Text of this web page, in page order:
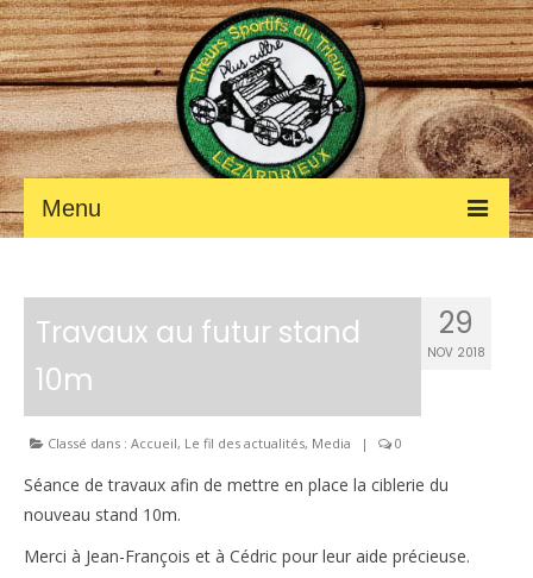
Menu
Fil des ACTUALITÉS
Photos et vidéos
Les renseignements pratiques
Le règlement intérieur TST
29
NOV 2018
Travaux au futur stand
10m
Classé dans : Accueil, Le fil des actualités, Media | 0
Séance de travaux afin de mettre en place la ciblerie du
nouveau stand 10m.
Merci à Jean-François et à Cédric pour leur aide précieuse.